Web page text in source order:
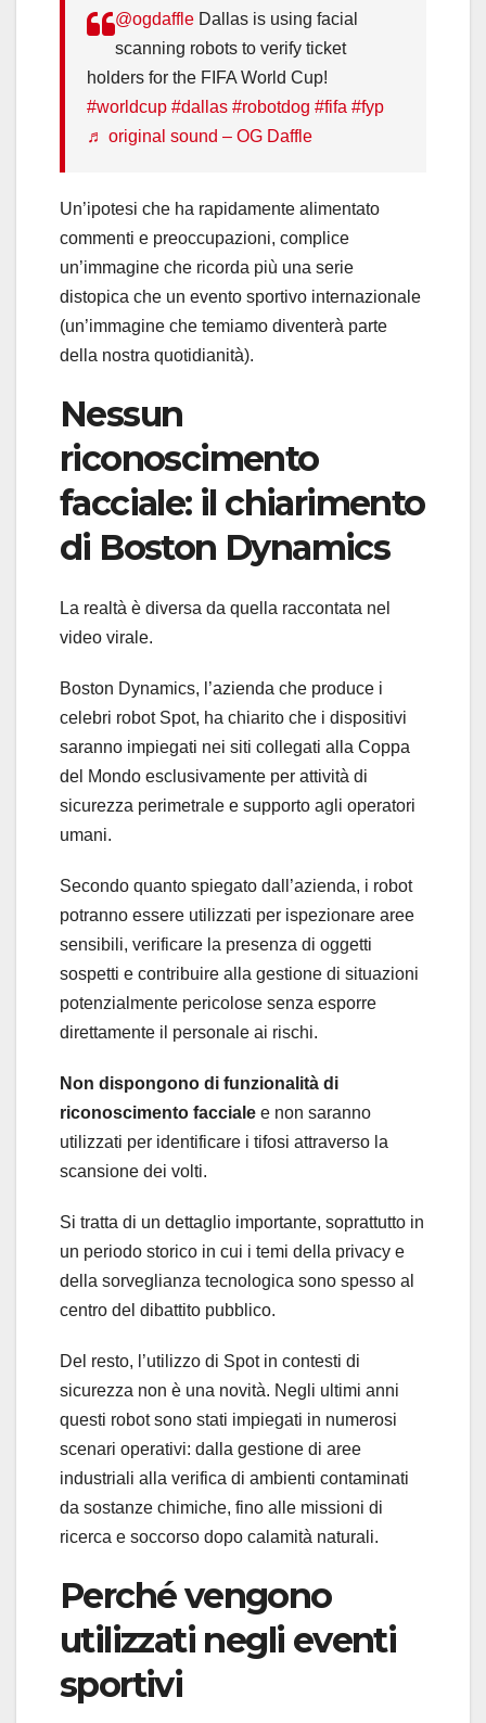
@ogdaffle Dallas is using facial
scanning robots to verify ticket
holders for the FIFA World Cup!
#worldcup #dallas #robotdog #fifa #fyp
♬ original sound – OG Daffle
Un’ipotesi che ha rapidamente alimentato
commenti e preoccupazioni, complice
un’immagine che ricorda più una serie
distopica che un evento sportivo internazionale
(un’immagine che temiamo diventerà parte
della nostra quotidianità).
Nessun
riconoscimento
facciale: il chiarimento
di Boston Dynamics
La realtà è diversa da quella raccontata nel
video virale.
Boston Dynamics, l’azienda che produce i
celebri robot Spot, ha chiarito che i dispositivi
saranno impiegati nei siti collegati alla Coppa
del Mondo esclusivamente per attività di
sicurezza perimetrale e supporto agli operatori
umani.
Secondo quanto spiegato dall’azienda, i robot
potranno essere utilizzati per ispezionare aree
sensibili, verificare la presenza di oggetti
sospetti e contribuire alla gestione di situazioni
potenzialmente pericolose senza esporre
direttamente il personale ai rischi.
Non dispongono di funzionalità di
riconoscimento facciale e non saranno
utilizzati per identificare i tifosi attraverso la
scansione dei volti.
Si tratta di un dettaglio importante, soprattutto in
un periodo storico in cui i temi della privacy e
della sorveglianza tecnologica sono spesso al
centro del dibattito pubblico.
Del resto, l’utilizzo di Spot in contesti di
sicurezza non è una novità. Negli ultimi anni
questi robot sono stati impiegati in numerosi
scenari operativi: dalla gestione di aree
industriali alla verifica di ambienti contaminati
da sostanze chimiche, fino alle missioni di
ricerca e soccorso dopo calamità naturali.
Perché vengono
utilizzati negli eventi
sportivi